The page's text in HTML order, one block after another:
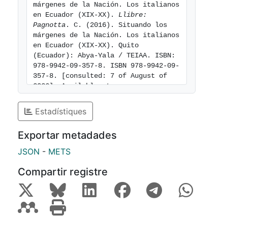
márgenes de la Nación. Los italianos
en Ecuador (XIX-XX). Llibre:
Pagnotta . C. (2016). Situando los
márgenes de la Nación. Los italianos
en Ecuador (XIX-XX). Quito
(Ecuador): Abya-Yala / TEIAA. ISBN:
978-9942-09-357-8. ISBN 978-9942-09-
357-8. [consulted: 7 of August of
2026]. Available at:
Estadístiques
Exportar metadades
JSON - METS
Compartir registre